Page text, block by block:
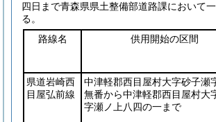
四日まで青森県県土整備部道路課において
る。
路線名
供用開始の区間
県道岩崎西
目屋弘前線
中津軽郡西目屋村大字砂子瀬
無番から中津軽郡西目屋村大
字瀬ノ上八四の一まで